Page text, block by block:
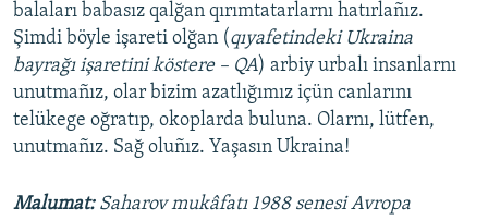
balaları babasız qalğan qırımtatarlarnı hatırlañız.
Şimdi böyle işareti olğan (qıyafetindeki Ukraina
bayrağı işaretini köstere – QA) arbiy urbalı insanlarnı
unutmañız, olar bizim azatlığımız içün canlarını
telükege oğratıp, okoplarda buluna. Olarnı, lütfen,
unutmañız. Sağ oluñız. Yaşasın Ukraina!
Malumat: Saharov mukâfatı 1988 senesi Avropa